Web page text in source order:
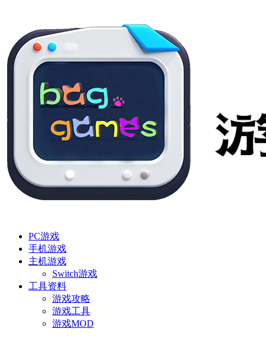
PC游戏
手机游戏
主机游戏
Switch游戏
工具资料
游戏攻略
游戏工具
游戏MOD